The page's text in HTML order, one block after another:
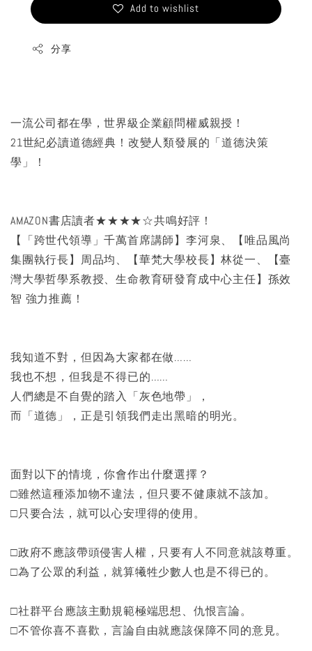
Add to wishlist
分享
一流公司都在學，世界級企業顧問權威親授！
21世紀必讀道德經典！改變人類發展的「道德決策
學」！
AMAZON書店讀者★★★★☆共鳴好評！
【「跨世代領導」千萬首席講師】李河泉、【唯品風尚
集團執行長】周品均、【華梵大學校長】林從一、【臺
灣大學哲學系教授、生命教育研發育成中心主任】孫效
智 強力推薦！
我知道不對，但因為大家都在做……
我也不想，但我是不得已的……
人們總是不自覺的踏入「灰色地帶」，
而「道德」，正是引領我們走出黑暗的明光。
面對以下的情境，你會作出什麼選擇？
□雖然這種添加物不違法，但只要不健康就不該加。
□只要合法，就可以心安理得的使用。
□政府不應該帶頭侵害人權，只要有人不同意就該尊重。
□為了公眾的利益，就算犧牲少數人也是不得已的。
□社群平台應該主動規範極端思想、仇恨言論。
□不管你喜不喜歡，言論自由就應該保障不同的意見。